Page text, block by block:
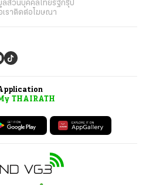
ลส่วนบุคคลไทยรัฐกรุ๊ป
ราติดต่อโฆษณา
THAIRATH